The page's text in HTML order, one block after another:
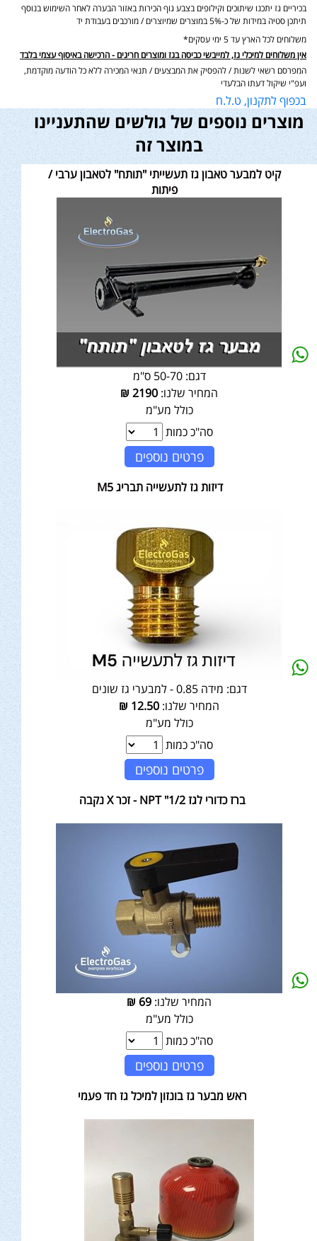
בכיריים גז יתכנו שיתוכים וקילופים בצבע גוף הכירות באזור הבערה לאחר השימוש בנוסף
תיתכן סטיה במידות של כ-5% במוצרים שמיוצרים / מורכבים בעבודת יד
משלוחים לכל הארץ עד 5 ימי עסקים*
אין משלוחים למיכלי גז, למייבשי כביסה בגז ומוצרים חריגים - הרכישה באיסוף עצמי בלבד
המפרסם רשאי לשנות / להפסיק את המבצעים / תנאי המכירה ללא כל הודעה מוקדמת,
ועפ"י שיקול דעתו הבלעדי
בכפוף לתקנון, ט.ל.ח
מוצרים נוספים של גולשים שהתעניינו
במוצר זה
קיט למבער טאבון גז תעשייתי "תותח" לטאבון ערבי /
פיתות
דגם: 50-70 ס"מ
המחיר שלנו: 2190
₪
כולל מע"מ
סה"כ כמות
פרטים נוספים
דיזות גז לתעשייה תבריג M5
דגם: מידה 0.85 - למבערי גז שונים
המחיר שלנו: 12.50
₪
כולל מע"מ
סה"כ כמות
פרטים נוספים
ברז כדורי לגז 1/2" NPT - זכר X נקבה
המחיר שלנו: 69
₪
כולל מע"מ
סה"כ כמות
פרטים נוספים
ראש מבער גז בונזון למיכל גז חד פעמי